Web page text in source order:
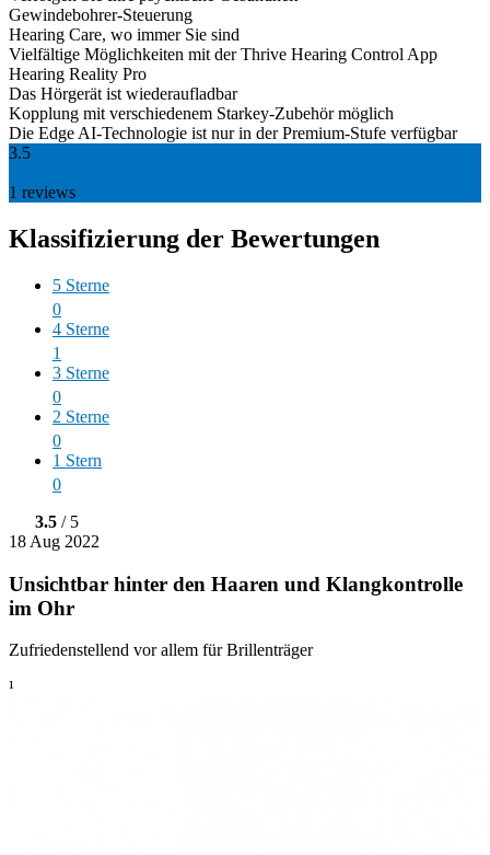
Gewindebohrer-Steuerung
Hearing Care, wo immer Sie sind
Vielfältige Möglichkeiten mit der Thrive Hearing Control App
Hearing Reality Pro
Das Hörgerät ist wiederaufladbar
Kopplung mit verschiedenem Starkey-Zubehör möglich
Die Edge AI-Technologie ist nur in der Premium-Stufe verfügbar
3.5
1 reviews
Klassifizierung der Bewertungen
5 Sterne
0
4 Sterne
1
3 Sterne
0
2 Sterne
0
1 Stern
0
3.5 / 5
18 Aug 2022
Unsichtbar hinter den Haaren und Klangkontrolle
im Ohr
Zufriedenstellend vor allem für Brillenträger
¹